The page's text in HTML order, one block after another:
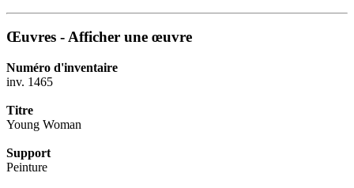
Œuvres - Afficher une œuvre
Numéro d'inventaire
inv. 1465
Titre
Young Woman
Support
Peinture